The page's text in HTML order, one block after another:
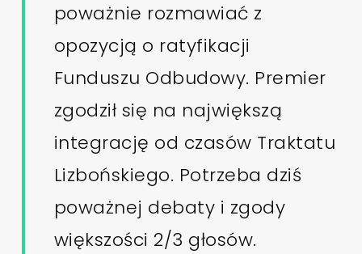
poważnie rozmawiać z
opozycją o ratyfikacji
Funduszu Odbudowy. Premier
zgodził się na największą
integrację od czasów Traktatu
Lizbońskiego. Potrzeba dziś
poważnej debaty i zgody
większości 2/3 głosów.